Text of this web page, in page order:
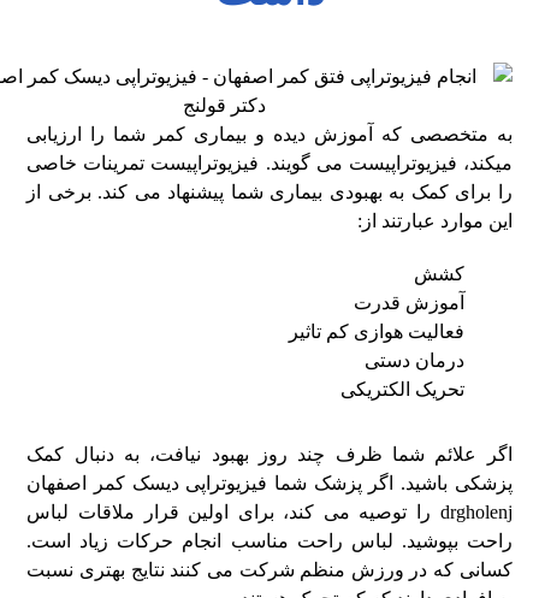
به متخصصی که آموزش دیده و بیماری کمر شما را ارزیابی
میکند، فیزیوتراپیست می گویند. فیزیوتراپیست تمرینات خاصی
را برای کمک به بهبودی بیماری شما پیشنهاد می کند. برخی از
این موارد عبارتند از:
کشش
آموزش قدرت
فعالیت هوازی کم تاثیر
درمان دستی
تحریک الکتریکی
اگر علائم شما ظرف چند روز بهبود نیافت، به دنبال کمک
پزشکی باشید. اگر پزشک شما فیزیوتراپی دیسک کمر اصفهان
drgholenj را توصیه می کند، برای اولین قرار ملاقات لباس
راحت بپوشید. لباس راحت مناسب انجام حرکات زیاد است.
کسانی که در ورزش منظم شرکت می ‌کنند نتایج بهتری نسبت